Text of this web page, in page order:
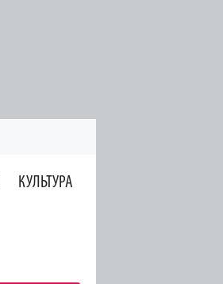
КУЛЬТУРА